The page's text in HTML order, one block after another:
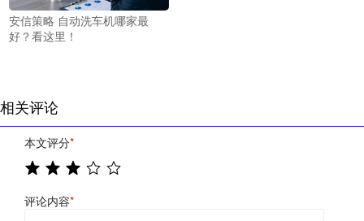
安信策略 自动洗车机哪家最
好？看这里！
相关评论
本文评分*
评论内容*